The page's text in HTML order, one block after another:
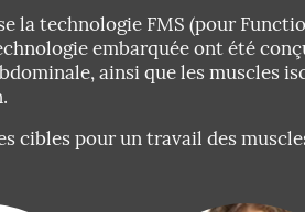
la technologie FMS (pour
embarquée ont été
ainsi que les muscles
cibles pour un travail des